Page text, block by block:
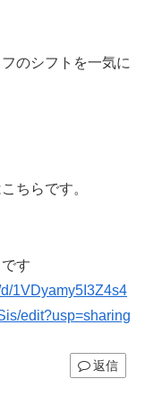
のシフトを一気に
ちらです。
す
1VDyamy5I3Z4s4
edit?usp=sharing
返信